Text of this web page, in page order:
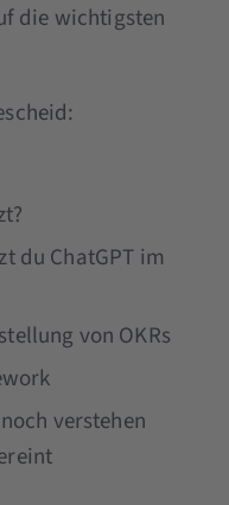
die wichtigsten
du ChatGPT im
von OKRs
verstehen